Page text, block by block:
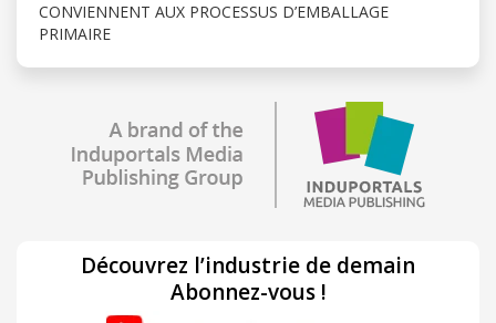
CONVIENNENT AUX PROCESSUS D’EMBALLAGE
PRIMAIRE
Découvrez l’industrie de demain
Abonnez-vous !